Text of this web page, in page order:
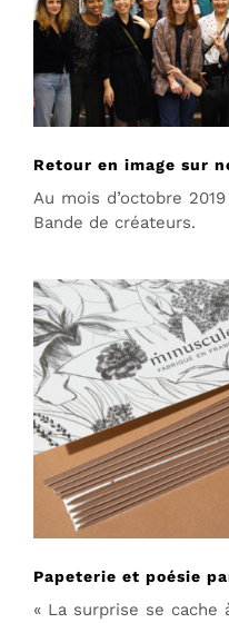
Retour en image sur
Au mois d’octobre
Bande de créateurs.
Papeterie et poésie
« La surprise se cache